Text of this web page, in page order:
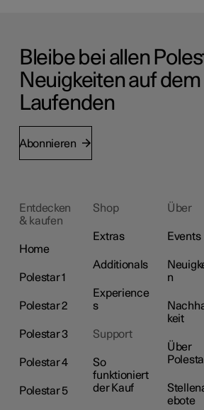
Bleibe bei allen
Neuigkeiten auf dem
Laufenden
Abonnieren
Entdecken
& kaufen
Home
Polestar 1
Polestar 2
Polestar 3
Polestar 4
Polestar 5
Shop
Extras
Additionals
Experience
s
Support
So
funktioniert
der Kauf
Über
Events
n
keit
Über
ebote